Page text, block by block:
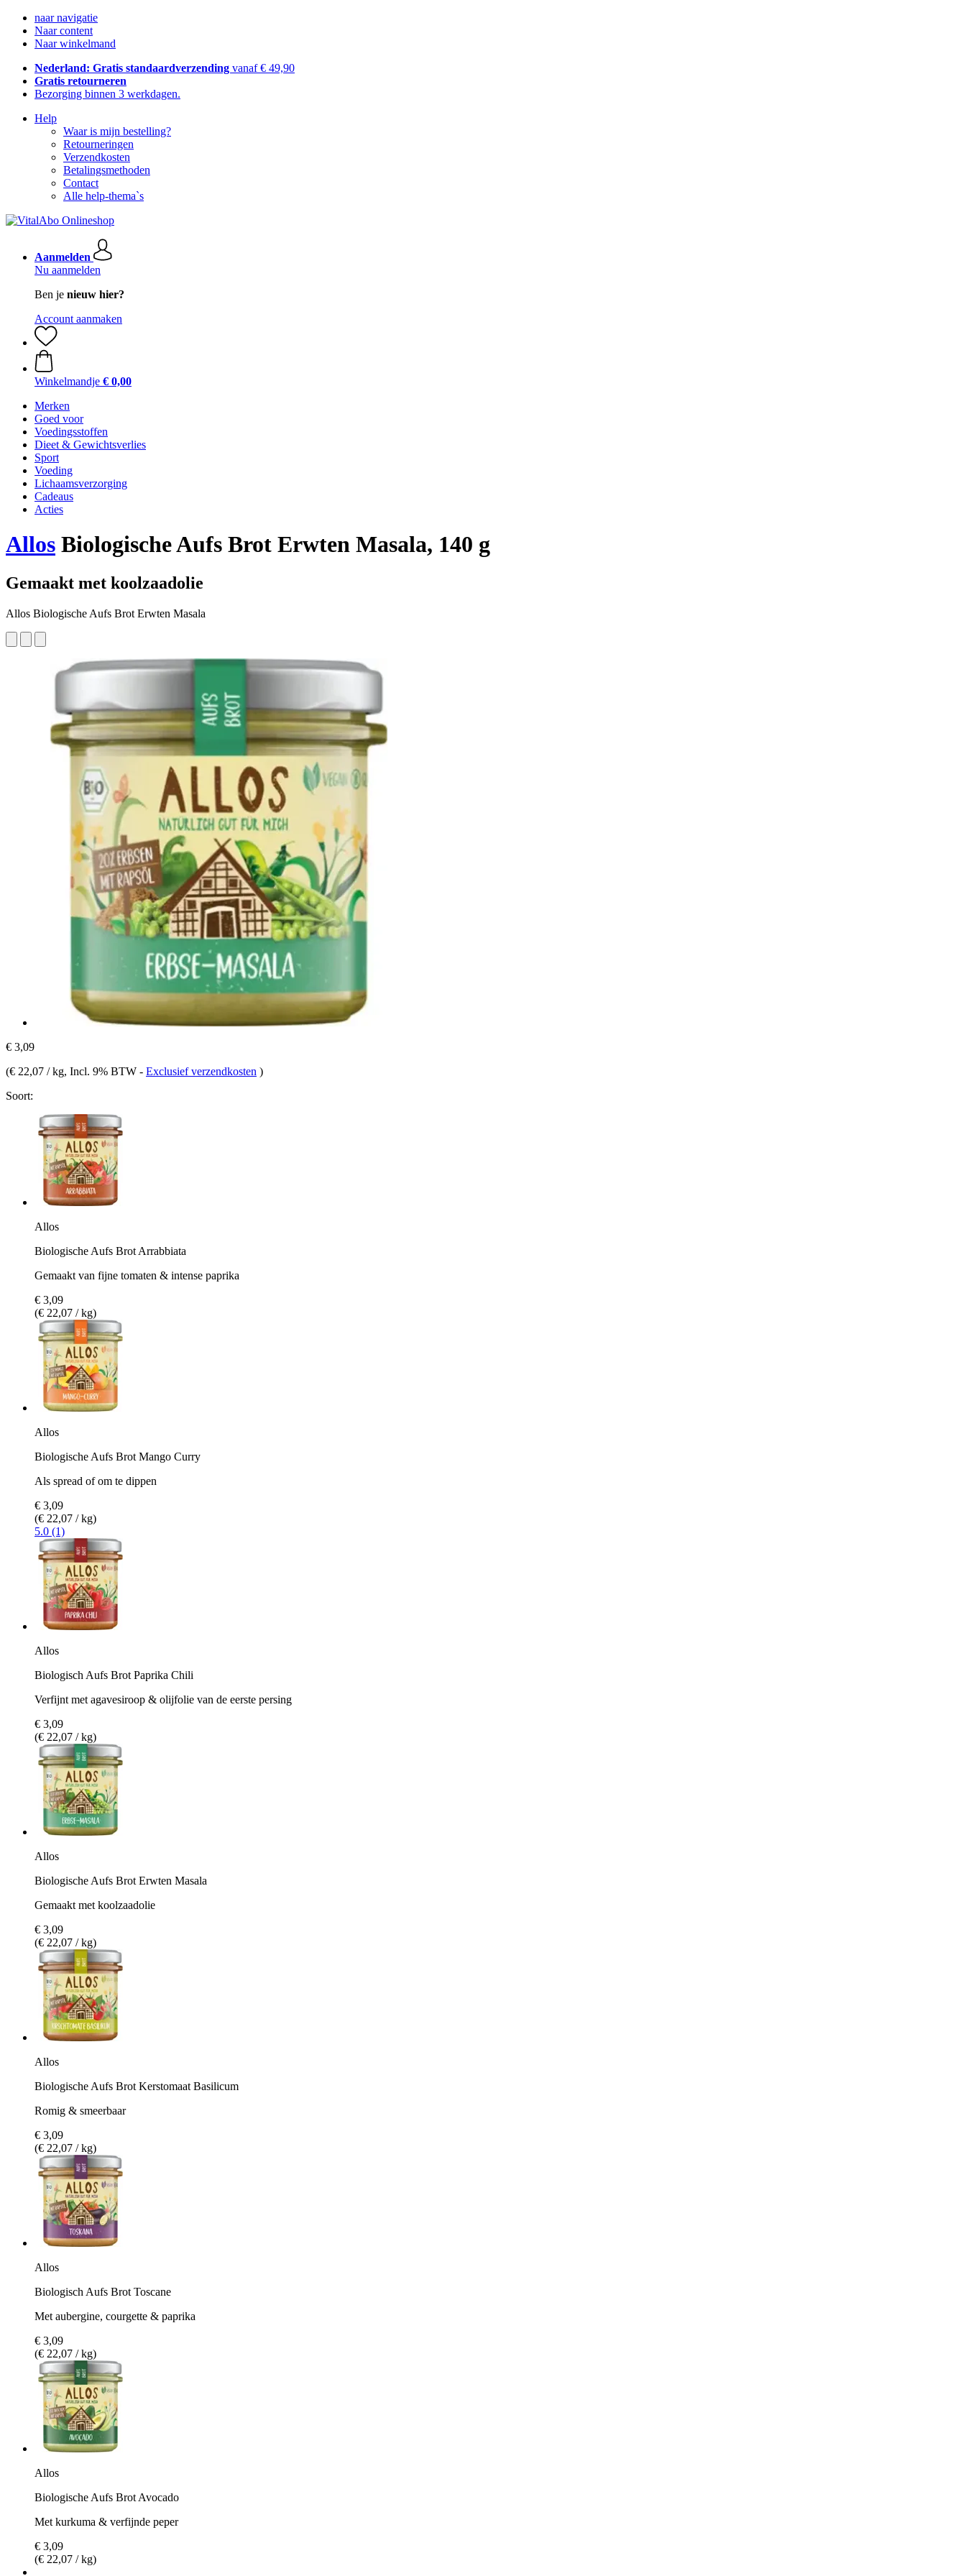
naar navigatie
Naar content
Naar winkelmand
Nederland: Gratis standaardverzending vanaf € 49,90
Gratis retourneren
Bezorging binnen 3 werkdagen.
Help
Waar is mijn bestelling?
Retourneringen
Verzendkosten
Betalingsmethoden
Contact
Alle help-thema`s
Aanmelden
Nu aanmelden
Ben je nieuw hier?
Account aanmaken
Winkelmandje € 0,00
Merken
Goed voor
Voedingsstoffen
Dieet & Gewichtsverlies
Sport
Voeding
Lichaamsverzorging
Cadeaus
Acties
Allos Biologische Aufs Brot Erwten Masala, 140 g
Gemaakt met koolzaadolie
Allos Biologische Aufs Brot Erwten Masala
€ 3,09
(€ 22,07 / kg, Incl. 9% BTW - Exclusief verzendkosten )
Soort:
Allos
Biologische Aufs Brot Arrabbiata
Gemaakt van fijne tomaten & intense paprika
€ 3,09
(€ 22,07 / kg)
Allos
Biologische Aufs Brot Mango Curry
Als spread of om te dippen
€ 3,09
(€ 22,07 / kg)
5.0 (1)
Allos
Biologisch Aufs Brot Paprika Chili
Verfijnt met agavesiroop & olijfolie van de eerste persing
€ 3,09
(€ 22,07 / kg)
Allos
Biologische Aufs Brot Erwten Masala
Gemaakt met koolzaadolie
€ 3,09
(€ 22,07 / kg)
Allos
Biologische Aufs Brot Kerstomaat Basilicum
Romig & smeerbaar
€ 3,09
(€ 22,07 / kg)
Allos
Biologisch Aufs Brot Toscane
Met aubergine, courgette & paprika
€ 3,09
(€ 22,07 / kg)
Allos
Biologische Aufs Brot Avocado
Met kurkuma & verfijnde peper
€ 3,09
(€ 22,07 / kg)